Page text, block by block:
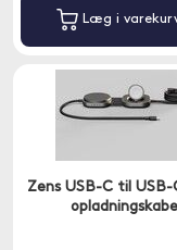
Læg i
Zens USB-C til USB-